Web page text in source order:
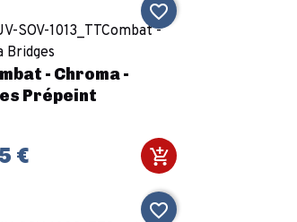
favorite_border
- Chroma -
Prépeint
€
favorite_border